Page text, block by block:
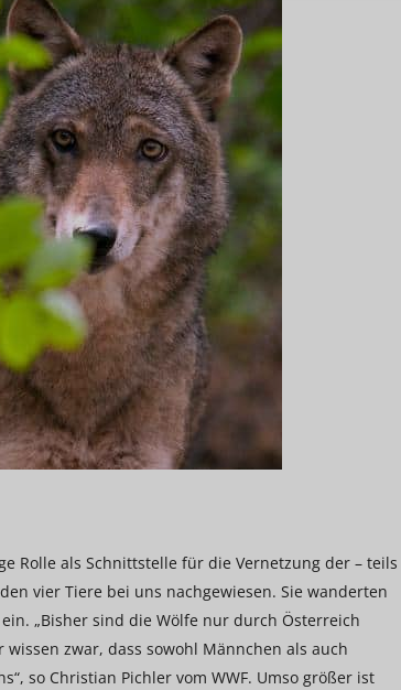
Rolle als Schnittstelle für die Vernetzung der – teils
vier Tiere bei uns nachgewiesen. Sie wanderten
„Bisher sind die Wölfe nur durch Österreich
zwar, dass sowohl Männchen als auch
so Christian Pichler vom WWF. Umso größer ist